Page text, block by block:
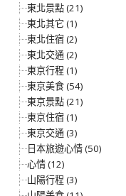
東北景點 (21)
東北其它 (1)
東北住宿 (2)
東北交通 (2)
東京行程 (1)
東京美食 (54)
東京景點 (21)
東京住宿 (1)
東京交通 (3)
日本旅遊心情 (50)
心情 (12)
山陽行程 (3)